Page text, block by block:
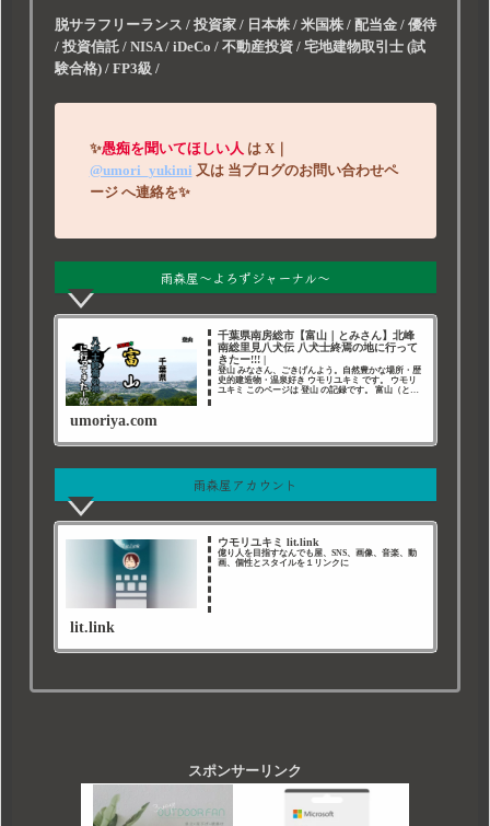
脱サラフリーランス / 投資家 / 日本株 / 米国株 / 配当金 / 優待
/ 投資信託 / NISA / iDeCo / 不動産投資 / 宅地建物取引士 (試
験合格) / FP3級 /
✨愚痴を聞いてほしい人 は X｜
@umori_yukimi 又は 当ブログのお問い合わせペ
ージへ連絡を✨
雨森屋～よろずジャーナル～
千葉県南房総市【富山｜とみさん】北峰
南総里見八犬伝 八犬士終焉の地に行って
きたー!!! |
登山 みなさん、ごきげんよう。自然豊かな場所・歴
史的建造物・温泉好き ウモリユキミ です。 ウモリ
ユキミ このページは 登山 の記録です。 富山（とみ
umoriya.com
雨森屋アカウント
ウモリユキミ lit.link
億り人を目指すなんでも屋、SNS、画像、音楽、動
画、個性とスタイルを１リンクに
lit.link
スポンサーリンク